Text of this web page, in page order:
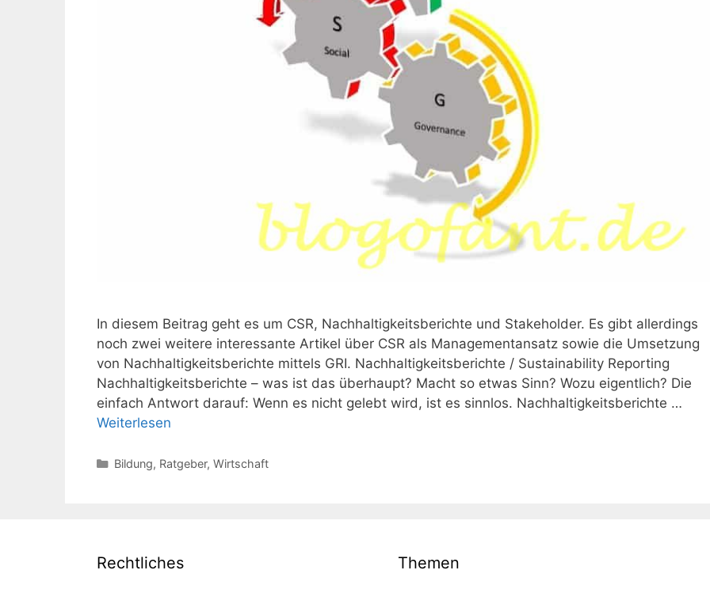
In diesem Beitrag geht es um CSR, Nachhaltigkeitsberichte und Stakeholder. Es gibt allerdings
noch zwei weitere interessante Artikel über CSR als Managementansatz sowie die Umsetzung
von Nachhaltigkeitsberichte mittels GRI. Nachhaltigkeitsberichte / Sustainability Reporting
Nachhaltigkeitsberichte – was ist das überhaupt? Macht so etwas Sinn? Wozu eigentlich? Die
einfach Antwort darauf: Wenn es nicht gelebt wird, ist es sinnlos. Nachhaltigkeitsberichte …
Weiterlesen
Kategorien
Bildung, Ratgeber, Wirtschaft
Rechtliches Themen